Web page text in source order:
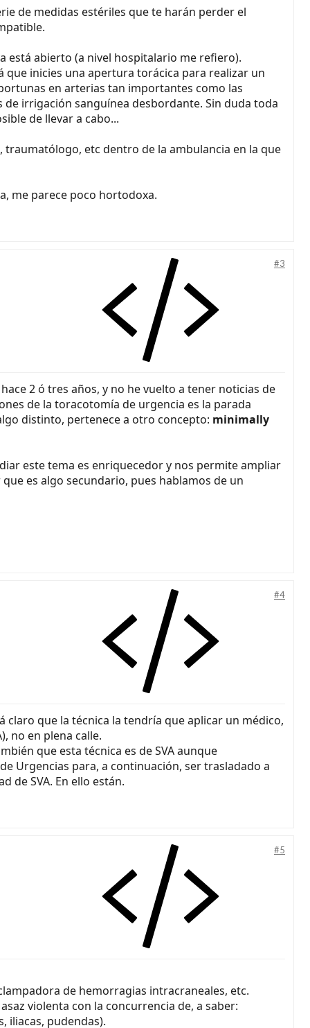
de medidas estériles que te harán perder el
está abierto (a nivel hospitalario me refiero).
inicies una apertura torácica para realizar un
en arterias tan importantes como las
irrigación sanguínea desbordante. Sin duda toda
de llevar a cabo...
etc dentro de la ambulancia en la que
me parece poco hortodoxa.
#3
2 ó tres años, y no he vuelto a tener noticias de
de la toracotomía de urgencia es la parada
distinto, pertenece a otro concepto: minimally
este tema es enriquecedor y nos permite ampliar
es algo secundario, pues hablamos de un
#4
que la técnica la tendría que aplicar un médico,
no en plena calle.
que esta técnica es de SVA aunque
Urgencias para, a continuación, ser trasladado a
de SVA. En ello están.
#5
de hemorragias intracraneales, etc.
violenta con la concurrencia de, a saber:
iliacas, pudendas).